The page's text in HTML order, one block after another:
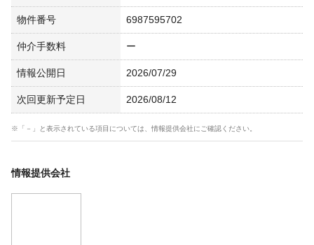
物件番号 6987595702
仲介手数料 ー
情報公開日 2026/07/29
次回更新予定日 2026/08/12
※「－」と表示されている項目については、情報提供会社にご確認ください。
情報提供会社